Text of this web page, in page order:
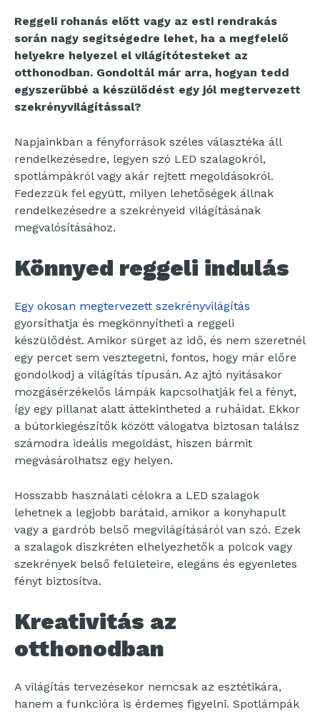
Reggeli rohanás előtt vagy az esti rendrakás
során nagy segítségedre lehet, ha a megfelelő
helyekre helyezel el világítótesteket az
otthonodban. Gondoltál már arra, hogyan tedd
egyszerűbbé a készülődést egy jól megtervezett
szekrényvilágítással?
Napjainkban a fényforrások széles választéka áll
rendelkezésedre, legyen szó LED szalagokról,
spotlámpákról vagy akár rejtett megoldásokról.
Fedezzük fel együtt, milyen lehetőségek állnak
rendelkezésedre a szekrényeid világításának
megvalósításához.
Könnyed reggeli indulás
Egy okosan megtervezett szekrényvilágítás
gyorsíthatja és megkönnyítheti a reggeli
készülődést. Amikor sürget az idő, és nem szeretnél
egy percet sem vesztegetni, fontos, hogy már előre
gondolkodj a világítás típusán. Az ajtó nyitásakor
mozgásérzékelős lámpák kapcsolhatják fel a fényt,
így egy pillanat alatt áttekintheted a ruháidat. Ekkor
a bútorkiegészítők között válogatva biztosan találsz
számodra ideális megoldást, hiszen bármit
megvásárolhatsz egy helyen.
Hosszabb használati célokra a LED szalagok
lehetnek a legjobb barátaid, amikor a konyhapult
vagy a gardrób belső megvilágításáról van szó. Ezek
a szalagok diszkréten elhelyezhetők a polcok vagy
szekrények belső felületeire, elegáns és egyenletes
fényt biztosítva.
Kreativitás az
otthonodban
A világítás tervezésekor nemcsak az esztétikára,
hanem a funkcióra is érdemes figyelni. Spotlámpák